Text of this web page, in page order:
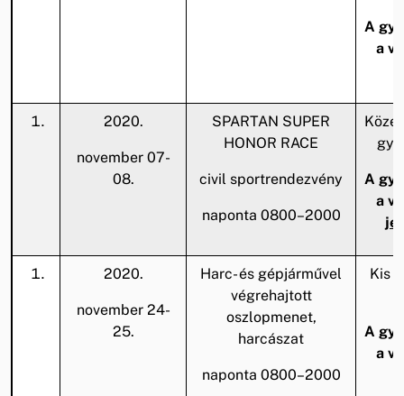
A
a
2020.
november 07-
08.
SPARTAN SUPER
HONOR RACE
civil sportrendezvény
naponta 0800–2000
A
a
2020.
november 24-
25.
Harc- és gépjárművel
végrehajtott
oszlopmenet,
harcászat
naponta 0800–2000
Kis
A
a